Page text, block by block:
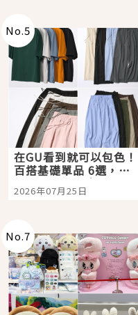
No.5
在GU看到就可以包色！
百搭基礎單品 6選，閉
眼全收也不心疼
2026年07月25日
No.7